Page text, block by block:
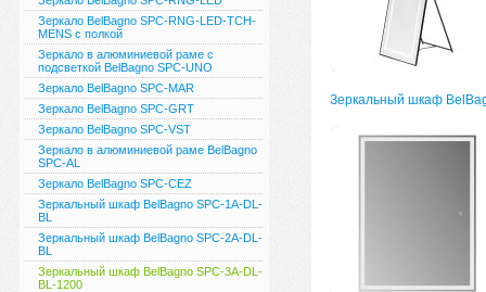
Зеркало BelBagno SPC-RNG-LED-TCH-
MENS с полкой
Зеркало в алюминиевой раме с
подсветкой BelBagno SPC-UNO
Зеркало BelBagno SPC-MAR
Зеркало BelBagno SPC-GRT
Зеркало BelBagno SPC-VST
Зеркало в алюминиевой раме BelBagno
SPC-AL
Зеркало BelBagno SPC-CEZ
Зеркальный шкаф BelBagno SPC-1A-DL-
BL
Зеркальный шкаф BelBagno SPC-2A-DL-
BL
Зеркальный шкаф BelBagno SPC-3A-DL-
BL-1200
Зеркальный шкаф